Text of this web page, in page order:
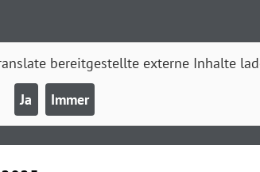
bereitgestellte externe Inhalte
Ja Immer